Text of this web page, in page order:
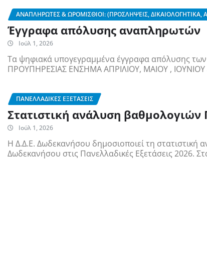
ΑΝΑΠΛΗΡΩΤΈΣ & ΩΡΟΜΊΣΘΙΟΙ: (ΠΡΟΣΛΉΨΕΙΣ, ΔΙΚΑΙΟΛΟΓΗΤΙΚΆ,
Έγγραφα απόλυσης αναπληρωτών
Ιούλ 1, 2026
Τα ψηφιακά υπογεγραμμένα έγγραφα απόλυσης
ΠΡΟΥΠΗΡΕΣΙΑΣ ΕΝΣΗΜΑ ΑΠΡΙΛΙΟΥ, ΜΑΙΟΥ , ΙΟΥΝΙΟΥ
ΠΑΝΕΛΛΑΔΙΚΈΣ ΕΞΕΤΆΣΕΙΣ
Στατιστική ανάλυση
Ιούλ 1, 2026
Η Δ.Δ.Ε. Δωδεκανήσου δημοσιοποιεί τη
Δωδεκανήσου στις Πανελλαδικές Εξετάσεις 2026.